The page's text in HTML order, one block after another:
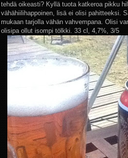
tehdä oikeasti? Kyllä tuota katkeroa pikku
vähähiilihappoinen, lisä ei olisi pahitteeksi.
mukaan tarjolla vähän vahvempana. Olisi
olisipa ollut isompi tölkki. 33 cl, 4,7%, 3/5